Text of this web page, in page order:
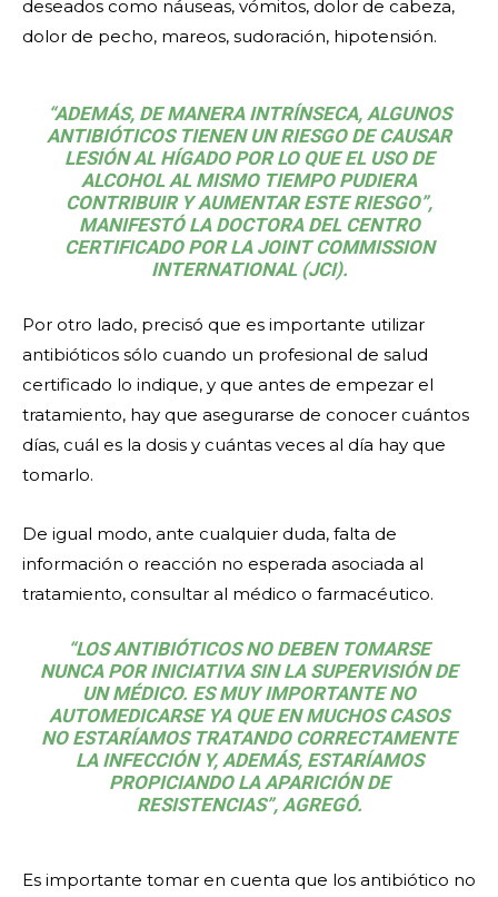
deseados como náuseas, vómitos, dolor de cabeza,
dolor de pecho, mareos, sudoración, hipotensión.
“ADEMÁS, DE MANERA INTRÍNSECA, ALGUNOS
ANTIBIÓTICOS TIENEN UN RIESGO DE CAUSAR
LESIÓN AL HÍGADO POR LO QUE EL USO DE
ALCOHOL AL MISMO TIEMPO PUDIERA
CONTRIBUIR Y AUMENTAR ESTE RIESGO”,
MANIFESTÓ LA DOCTORA DEL CENTRO
CERTIFICADO POR LA JOINT COMMISSION
INTERNATIONAL (JCI).
Por otro lado, precisó que es importante utilizar
antibióticos sólo cuando un profesional de salud
certificado lo indique, y que antes de empezar el
tratamiento, hay que asegurarse de conocer cuántos
días, cuál es la dosis y cuántas veces al día hay que
tomarlo.
De igual modo, ante cualquier duda, falta de
información o reacción no esperada asociada al
tratamiento, consultar al médico o farmacéutico.
“LOS ANTIBIÓTICOS NO DEBEN TOMARSE
NUNCA POR INICIATIVA SIN LA SUPERVISIÓN DE
UN MÉDICO. ES MUY IMPORTANTE NO
AUTOMEDICARSE YA QUE EN MUCHOS CASOS
NO ESTARÍAMOS TRATANDO CORRECTAMENTE
LA INFECCIÓN Y, ADEMÁS, ESTARÍAMOS
PROPICIANDO LA APARICIÓN DE
RESISTENCIAS”, AGREGÓ.
Es importante tomar en cuenta que los antibiótico no